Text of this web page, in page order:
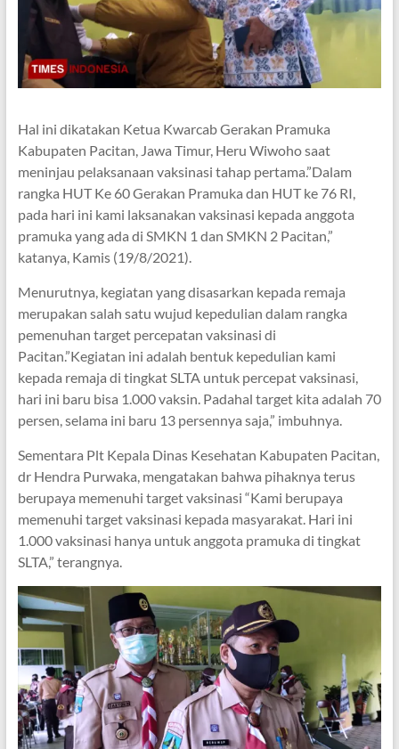
Hal ini dikatakan Ketua Kwarcab Gerakan Pramuka
Kabupaten Pacitan, Jawa Timur, Heru Wiwoho saat
meninjau pelaksanaan vaksinasi tahap pertama.”Dalam
rangka HUT Ke 60 Gerakan Pramuka dan HUT ke 76 RI,
pada hari ini kami laksanakan vaksinasi kepada anggota
pramuka yang ada di SMKN 1 dan SMKN 2 Pacitan,”
katanya, Kamis (19/8/2021).
Menurutnya, kegiatan yang disasarkan kepada remaja
merupakan salah satu wujud kepedulian dalam rangka
pemenuhan target percepatan vaksinasi di
Pacitan.”Kegiatan ini adalah bentuk kepedulian kami
kepada remaja di tingkat SLTA untuk percepat vaksinasi,
hari ini baru bisa 1.000 vaksin. Padahal target kita adalah 70
persen, selama ini baru 13 persennya saja,” imbuhnya.
Sementara Plt Kepala Dinas Kesehatan Kabupaten Pacitan,
dr Hendra Purwaka, mengatakan bahwa pihaknya terus
berupaya memenuhi target vaksinasi “Kami berupaya
memenuhi target vaksinasi kepada masyarakat. Hari ini
1.000 vaksinasi hanya untuk anggota pramuka di tingkat
SLTA,” terangnya.